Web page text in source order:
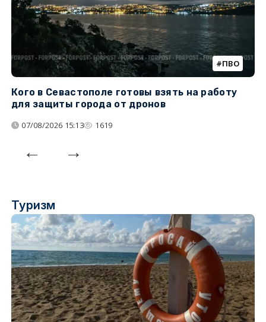
ПВО
Кого в Севастополе готовы взять на работу
для защиты города от дронов
07/08/2026 15:13 1619
Туризм